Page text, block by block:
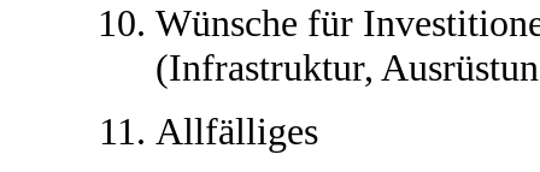
Wünsche für
(Infrastruktur,
Allfälliges